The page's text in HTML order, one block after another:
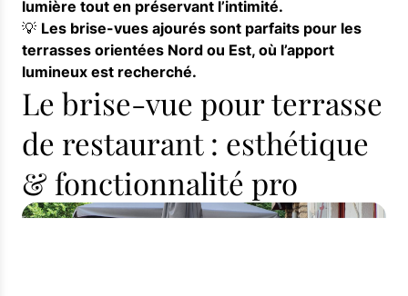
lumière tout en préservant l’intimité.
💡 Les brise-vues ajourés sont parfaits pour les
terrasses orientées Nord ou Est, où l’apport
lumineux est recherché.
Le brise-vue pour terrasse
de restaurant : esthétique
& fonctionnalité pro